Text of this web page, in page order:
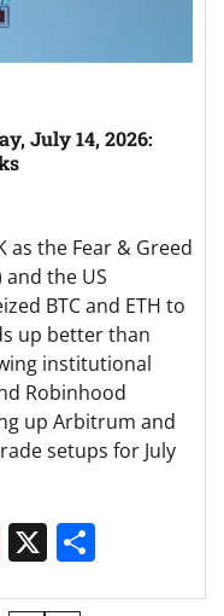
July 14, 2026:
as the Fear & Greed
and the US
BTC and ETH to
up better than
institutional
Robinhood
up Arbitrum and
setups for July
Reddit
X